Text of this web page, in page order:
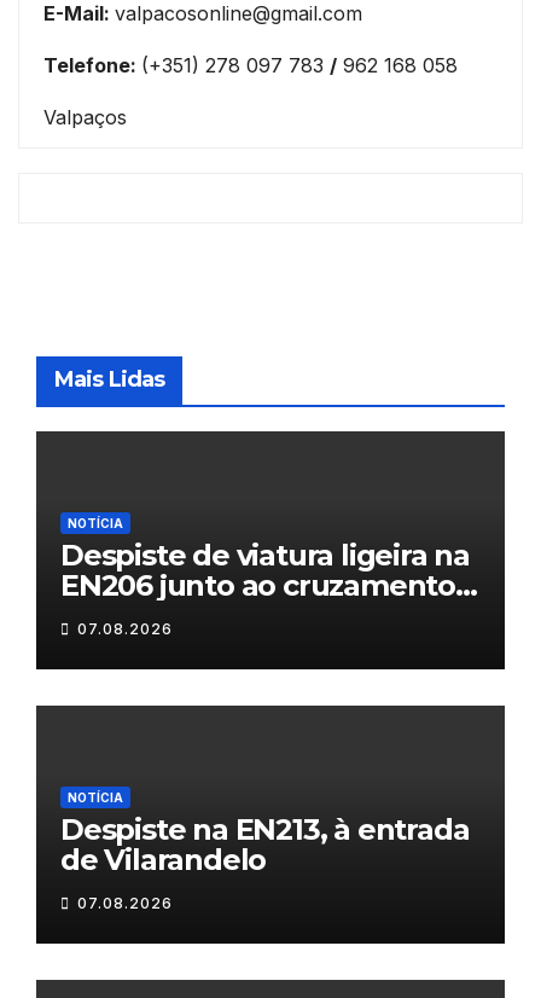
E-Mail: valpacosonline@gmail.com
Telefone: (+351) 278 097 783 / 962 168 058
Valpaços
Mais Lidas
NOTÍCIA
Despiste de viatura ligeira na
EN206 junto ao cruzamento
Fornos do Pinhal
07.08.2026
NOTÍCIA
Despiste na EN213, à entrada
de Vilarandelo
07.08.2026